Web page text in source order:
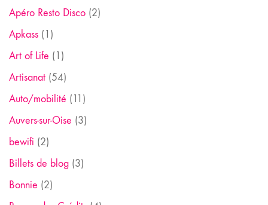
Apéro Resto Disco (2)
Apkass (1)
Art of Life (1)
Artisanat (54)
Auto/mobilité (11)
Auvers-sur-Oise (3)
bewifi (2)
Billets de blog (3)
Bonnie (2)